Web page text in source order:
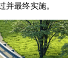
并最终实施。